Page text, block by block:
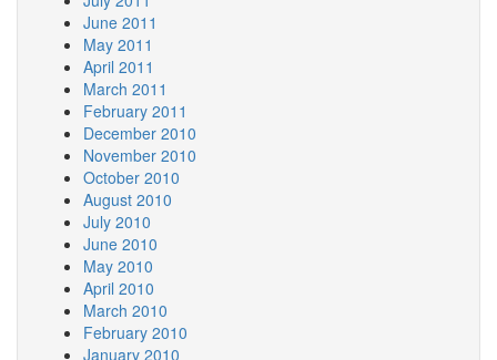
June 2011
May 2011
April 2011
March 2011
February 2011
December 2010
November 2010
October 2010
August 2010
July 2010
June 2010
May 2010
April 2010
March 2010
February 2010
January 2010